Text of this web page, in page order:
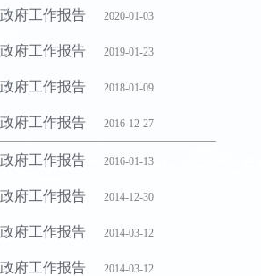
府工作报告 2020-01-03
府工作报告 2019-01-23
府工作报告 2018-01-09
府工作报告 2016-12-27
府工作报告 2016-01-13
府工作报告 2014-12-30
府工作报告 2014-03-12
府工作报告 2014-03-12